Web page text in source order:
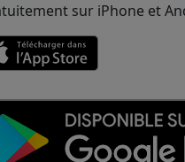
sur iPhone et